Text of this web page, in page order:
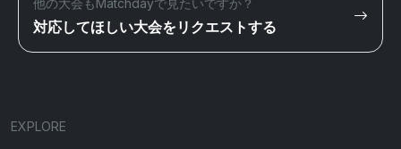
他の大会もMatchdayで見たいですか？
対応してほしい大会をリクエストする
EXPLORE